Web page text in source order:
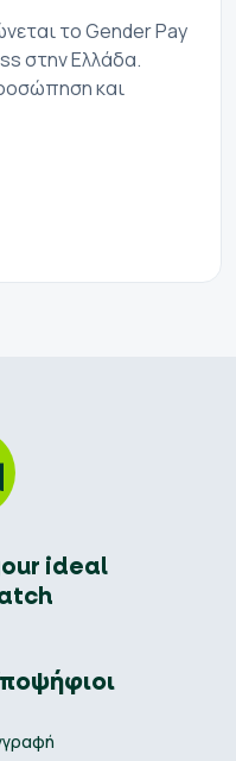
το Gender Pay
στην Ελλάδα.
και
ideal